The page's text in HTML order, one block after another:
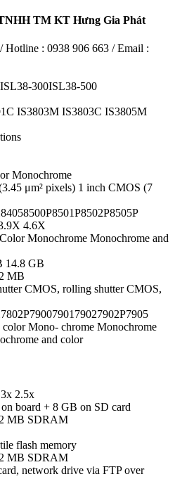
TM KT Hưng Gia Phát
: 0938 906 663 / Email :
300ISL38-500
IS3803M IS3803C IS3805M
Monochrome
μm² pixels) 1 inch CMOS (7
4.6X
Monochrome Monochrome and
14.8 GB
MB
CMOS, rolling shutter CMOS,
Mono- chrome Monochrome
and color
2.5x
board + 8 GB on SD card
MB SDRAM
flash memory
MB SDRAM
network drive via FTP over